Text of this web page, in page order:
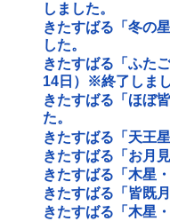
しました。
きたすばる「冬の
した。
きたすばる「ふた
14日）※終了しまし
きたすばる「ほぼ
た。
きたすばる「天王
きたすばる「お月
きたすばる「木星
きたすばる「皆既
きたすばる「木星